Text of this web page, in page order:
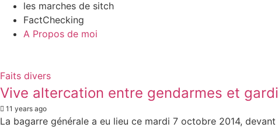
les marches de sitch
FactChecking
A Propos de moi
Faits divers
Vive altercation entre gendarmes et
11 years ago
La bagarre générale a eu lieu ce mardi 7 octobre 2014,